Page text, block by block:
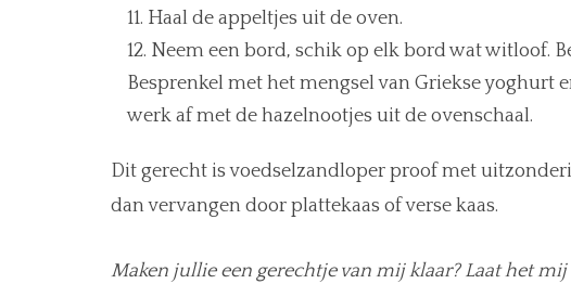
Haal de appeltjes uit de oven.
Neem een bord, schik op elk bord wat witloof.
Besprenkel met het mengsel van Griekse yoghurt
werk af met de hazelnootjes uit de ovenschaal.
Dit gerecht is voedselzandloper proof met
dan vervangen door plattekaas of verse kaas.
Maken jullie een gerechtje van mij klaar? Laat het